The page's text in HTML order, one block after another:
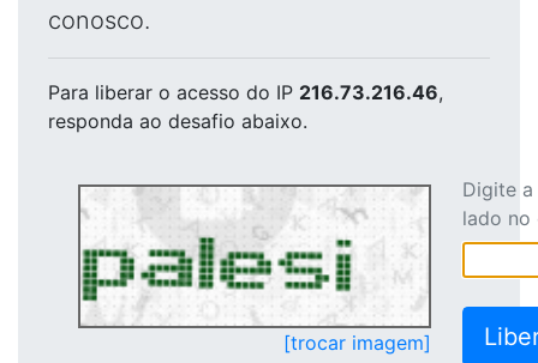
conosco.
Para liberar o acesso do IP 216.73.216.46,
responda ao desafio abaixo.
[trocar imagem]
Digite
lado no